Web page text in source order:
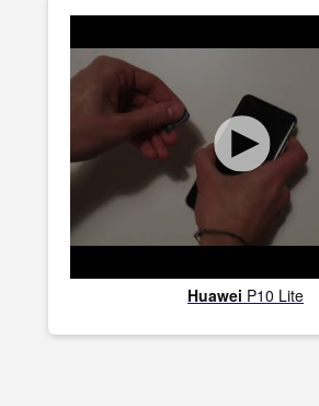
Huawei P10 Lite